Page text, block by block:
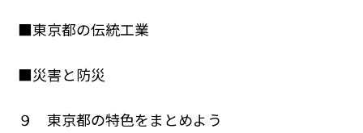
■東京都の伝統工業
■災害と防災
９ 東京都の特色をまとめよう